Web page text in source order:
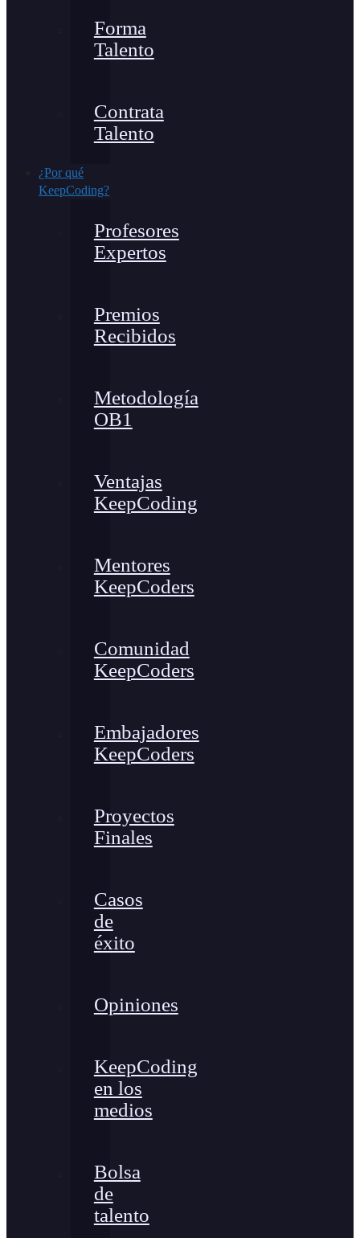
Forma
Talento
Contrata
Talento
¿Por qué
KeepCoding?
Profesores
Expertos
Premios
Recibidos
Metodología
OB1
Ventajas
KeepCoding
Mentores
KeepCoders
Comunidad
KeepCoders
Embajadores
KeepCoders
Proyectos
Finales
Casos
de
éxito
Opiniones
KeepCoding
en los
medios
Bolsa
de
talento